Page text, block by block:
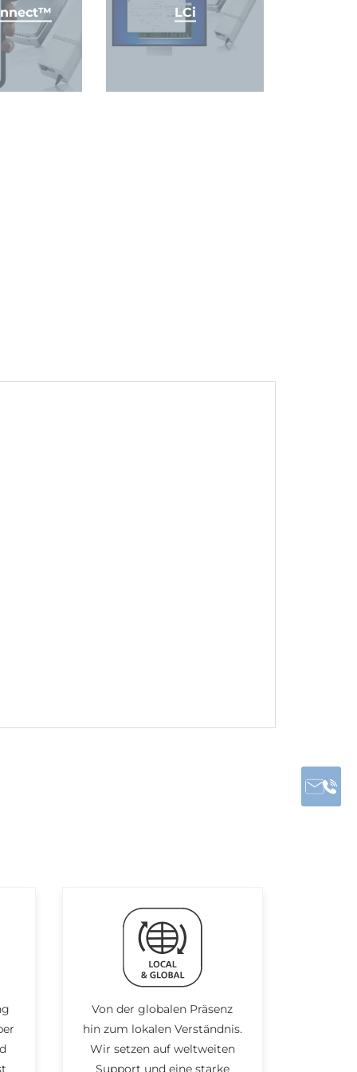
LCi
Von der globalen Präsenz
hin zum lokalen Verständnis.
Wir setzen auf weltweiten
Support und eine starke